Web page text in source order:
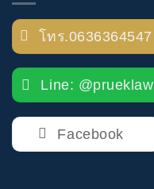
โทร.0636364547
Line: @prueklaw
Facebook